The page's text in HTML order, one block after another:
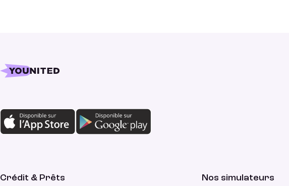
Crédit & Prêts Nos simulateurs